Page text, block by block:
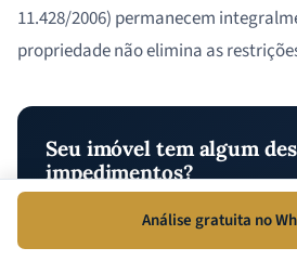
11.428/2006) permanecem
propriedade não elimina as
Seu imóvel tem algum
impedimentos?
evitamos processos destinados ao
Análise gratuita no